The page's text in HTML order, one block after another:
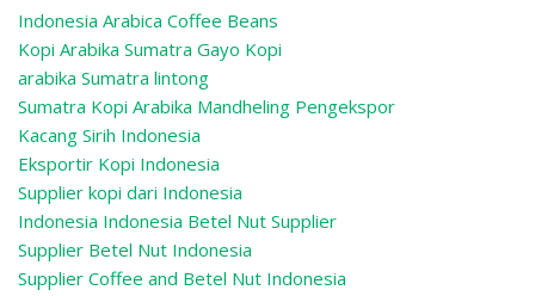
Indonesia Arabica Coffee Beans
Kopi Arabika Sumatra Gayo Kopi
arabika Sumatra lintong
Sumatra Kopi Arabika Mandheling Pengekspor
Kacang Sirih Indonesia
Eksportir Kopi Indonesia
Supplier kopi dari Indonesia
Indonesia Indonesia Betel Nut Supplier
Supplier Betel Nut Indonesia
Supplier Coffee and Betel Nut Indonesia